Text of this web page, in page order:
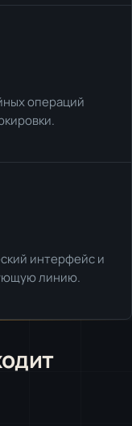
операций
интерфейс и
линию.